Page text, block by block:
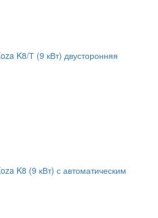
K8/Т (9 кВт) двусторонняя
K8 (9 кВт) с автоматическим